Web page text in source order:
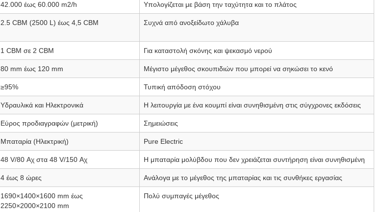
42.000 έως 60.000 m2/h Υπολογίζεται με βάση την ταχύτητα και το πλάτος
2.5 CBM (2500 L) έως 4,5 CBM Συχνά από ανοξείδωτο χάλυβα
1 CBM σε 2 CBM Για καταστολή σκόνης και ψεκασμό νερού
80 mm έως 120 mm Μέγιστο μέγεθος σκουπιδιών που μπορεί να σηκώσει το κενό
≥95% Τυπική απόδοση στόχου
Υδραυλικά και Ηλεκτρονικά Η λειτουργία με ένα κουμπί είναι συνηθισμένη στις σύγχρονες εκδόσεις
Εύρος προδιαγραφών (μετρική) Σημειώσεις
Μπαταρία (Ηλεκτρική) Pure Electric
48 V/80 Αχ στα 48 V/150 Αχ Η μπαταρία μολύβδου που δεν χρειάζεται συντήρηση είναι συνηθισμένη
4 έως 8 ώρες Ανάλογα με το μέγεθος της μπαταρίας και τις συνθήκες εργασίας
1690×1400×1600 mm έως
2250×2000×2100 mm
Πολύ συμπαγές μέγεθος